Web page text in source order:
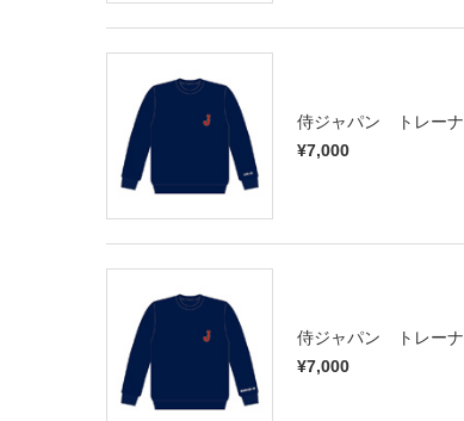
侍ジャパン トレー
¥7,000
侍ジャパン トレー
¥7,000